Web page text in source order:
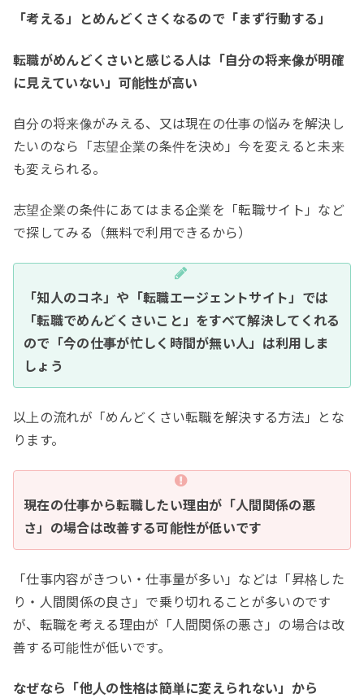
「考える」とめんどくさくなるので「まず行動する」
転職がめんどくさいと感じる人は「自分の将来像が明確
に見えていない」可能性が高い
自分の将来像がみえる、又は現在の仕事の悩みを解決し
たいのなら「志望企業の条件を決め」今を変えると未来
も変えられる。
志望企業の条件にあてはまる企業を「転職サイト」など
で探してみる（無料で利用できるから）
「知人のコネ」や「転職エージェントサイト」では
「転職でめんどくさいこと」をすべて解決してくれる
ので「今の仕事が忙しく時間が無い人」は利用しま
しょう
以上の流れが「めんどくさい転職を解決する方法」とな
ります。
現在の仕事から転職したい理由が「人間関係の悪
さ」の場合は改善する可能性が低いです
「仕事内容がきつい・仕事量が多い」などは「昇格した
り・人間関係の良さ」で乗り切れることが多いのです
が、転職を考える理由が「人間関係の悪さ」の場合は改
善する可能性が低いです。
なぜなら「他人の性格は簡単に変えられない」から